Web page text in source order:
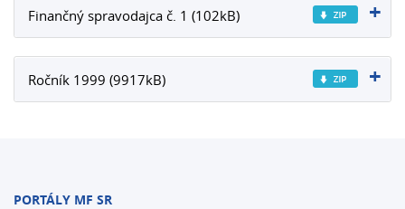
Finančný spravodajca č. 1 (102kB)
Ročník 1999 (9917kB)
PORTÁLY MF SR